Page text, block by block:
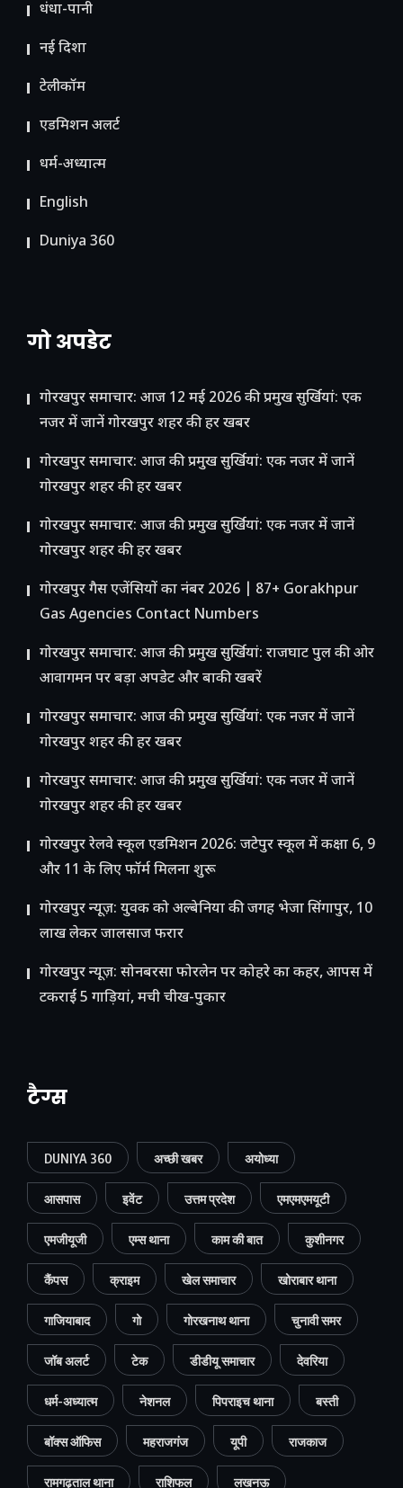
धंधा-पानी
नई दिशा
टेलीकॉम
ए​डमिशन अलर्ट
धर्म-अध्यात्म
English
Duniya 360
गो अपडेट
गोरखपुर समाचार: आज 12 मई 2026 की प्रमुख सुर्खियां: एक
नजर में जानें गोरखपुर शहर की हर खबर
गोरखपुर समाचार: आज की प्रमुख सुर्खियां: एक नजर में जानें
गोरखपुर शहर की हर खबर
गोरखपुर समाचार: आज की प्रमुख सुर्खियां: एक नजर में जानें
गोरखपुर शहर की हर खबर
गोरखपुर गैस एजेंसियों का नंबर 2026 | 87+ Gorakhpur
Gas Agencies Contact Numbers
गोरखपुर समाचार: आज की प्रमुख सुर्खियां: राजघाट पुल की ओर
आवागमन पर बड़ा अपडेट और बाकी खबरें
गोरखपुर समाचार: आज की प्रमुख सुर्खियां: एक नजर में जानें
गोरखपुर शहर की हर खबर
गोरखपुर समाचार: आज की प्रमुख सुर्खियां: एक नजर में जानें
गोरखपुर शहर की हर खबर
गोरखपुर रेलवे स्कूल एडमिशन 2026: जटेपुर स्कूल में कक्षा 6, 9
और 11 के लिए फॉर्म मिलना शुरू
गोरखपुर न्यूज़: युवक को अल्बेनिया की जगह भेजा सिंगापुर, 10
लाख लेकर जालसाज फरार
गोरखपुर न्यूज़: सोनबरसा फोरलेन पर कोहरे का कहर, आपस में
टकराईं 5 गाड़ियां, मची चीख-पुकार
टैग्स
DUNIYA 360 अच्छी खबर अयोध्या
आसपास इवेंट उत्तम प्रदेश एमएमएमयूटी
एमजीयूजी एम्स थाना काम की बात कुशीनगर
कैंपस क्राइम खेल समाचार खोराबार थाना
गाजियाबाद गो गोरखनाथ थाना चुनावी समर
जॉब अलर्ट टेक डीडीयू समाचार देवरिया
धर्म-अध्यात्म नेशनल पिपराइच थाना बस्ती
बॉक्स ऑफिस महराजगंज यूपी राजकाज
रामगढ़ताल थाना राशिफल लखनऊ